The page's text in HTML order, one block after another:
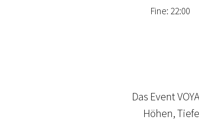
Fine: 22:00
Das Event
Höhen,